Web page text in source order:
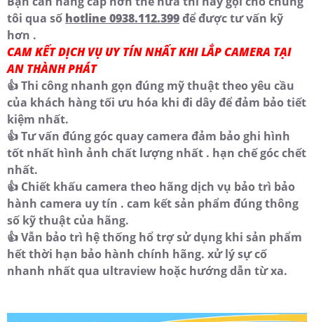
tôi qua số hotline 0938.112.399để được tư vấn kỹ
hơn .
CAM KẾT DỊCH VỤ UY TÍN NHẤT KHI LẮP CAMERA TẠI
AN THÀNH PHÁT
👍 Thi công nhanh gọn đúng mỹ thuật theo yêu cầu
của khách hàng tối ưu hóa khi đi dây để đảm bảo tiết
kiệm nhất.
👍 Tư vấn đúng góc quay camera đảm bảo ghi hình
tốt nhất hình ảnh chất lượng nhất . hạn chế góc chết
nhất.
👍 Chiết khấu camera theo hãng dịch vụ bảo trì bảo
hành camera uy tín . cam kết sản phẩm đúng thông
số kỹ thuật của hãng.
👍 Vẫn bảo trì hệ thống hổ trợ sử dụng khi sản phẩm
hết thời hạn bảo hành chính hãng. xử lý sự cố
nhanh nhất qua ultraview hoặc hướng dẫn từ xa.